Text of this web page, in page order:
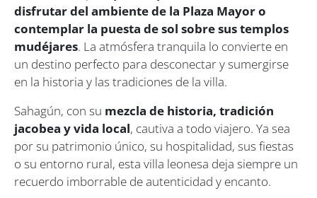
disfrutar del ambiente de la Plaza Mayor o
contemplar la puesta de sol sobre sus templos
mudéjares. La atmósfera tranquila lo convierte en
un destino perfecto para desconectar y sumergirse
en la historia y las tradiciones de la villa.
Sahagún, con su mezcla de historia, tradición
jacobea y vida local, cautiva a todo viajero. Ya sea
por su patrimonio único, su hospitalidad, sus fiestas
o su entorno rural, esta villa leonesa deja siempre un
recuerdo imborrable de autenticidad y encanto.